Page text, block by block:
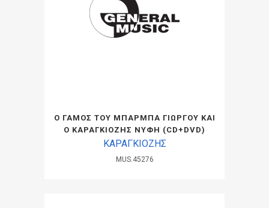
Ο ΓΑΜΟΣ ΤΟΥ ΜΠΑΡΜΠΑ ΓΙΩΡΓΟΥ ΚΑΙ
Ο ΚΑΡΑΓΚΙΟΖΗΣ ΝΥΦΗ (CD+DVD)
ΚΑΡΑΓΚΙΟΖΗΣ
MUS.45276